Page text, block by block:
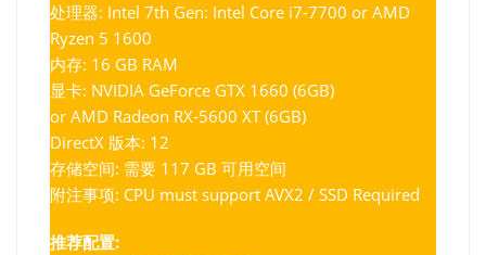
处理器: Intel 7th Gen: Intel Core i7-7700 or AMD
Ryzen 5 1600
内存: 16 GB RAM
显卡: NVIDIA GeForce GTX 1660 (6GB)
or AMD Radeon RX-5600 XT (6GB)
DirectX 版本: 12
存储空间: 需要 117 GB 可用空间
附注事项: CPU must support AVX2 / SSD Required
推荐配置: